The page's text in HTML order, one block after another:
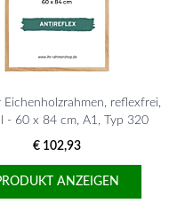
Eichenholzrahmen, reflexfrei,
- 60 x 84 cm, A1, Typ 320
€ 102,93
ANZEIGEN